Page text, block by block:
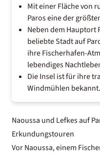
Mit einer Fläche von
Paros eine der
Neben dem Hauptort
beliebte Stadt auf
ihre Fischerhafen-
lebendiges
Die Insel ist für ihre
Windmühlen bekannt.
Naoussa und Lefkes auf
Erkundungstouren
Vor Naoussa, einem